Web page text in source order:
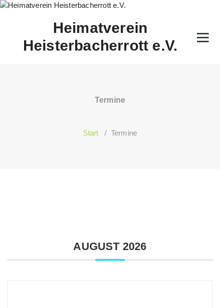
Zum
Heimatverein
Heisterbacherrott e.V.
Termine
Start / Termine
AUGUST 2026